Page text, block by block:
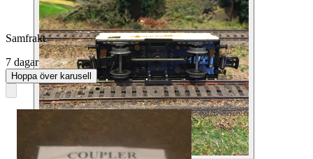
Samfrakt
7 dagar
Hoppa över karusell